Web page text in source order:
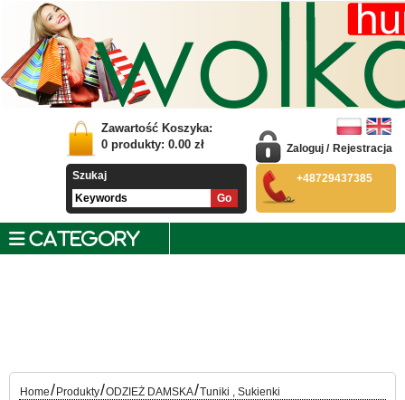
Zawartość Koszyka:
0 produkty: 0.00 zł
Szukaj
Zaloguj / Rejestracja
+48729437385
CATEGORY
Home/ Produkty/ODZIEŻ DAMSKA/Tuniki , Sukienki